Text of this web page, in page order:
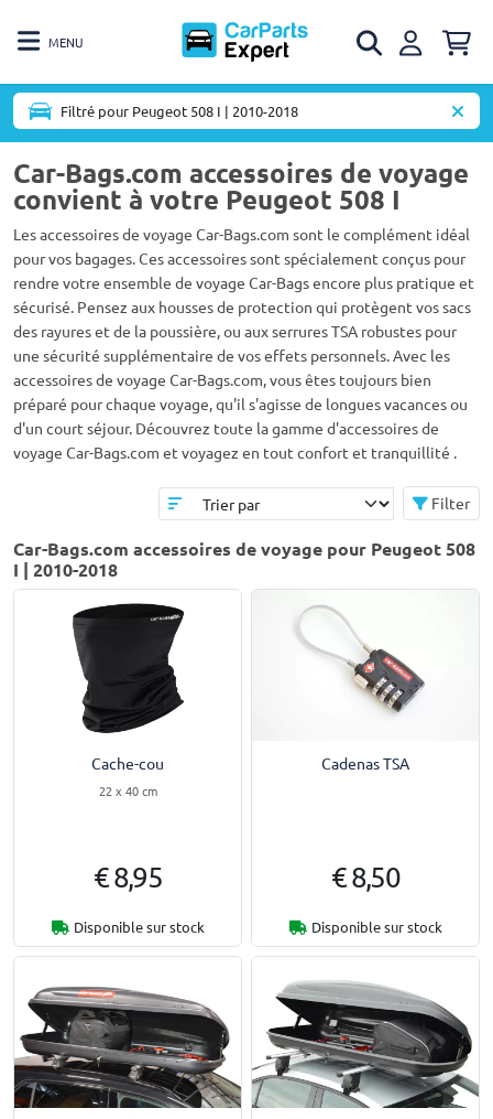
MENU
Filtré pour Peugeot 508 I | 2010-2018
Car-Bags.com accessoires de voyage
convient à votre Peugeot 508 I
Les accessoires de voyage Car-Bags.com sont le complément idéal
pour vos bagages. Ces accessoires sont spécialement conçus pour
rendre votre ensemble de voyage Car-Bags encore plus pratique et
sécurisé. Pensez aux housses de protection qui protègent vos sacs
des rayures et de la poussière, ou aux serrures TSA robustes pour
une sécurité supplémentaire de vos effets personnels. Avec les
accessoires de voyage Car-Bags.com, vous êtes toujours bien
préparé pour chaque voyage, qu'il s'agisse de longues vacances ou
d'un court séjour. Découvrez toute la gamme d'accessoires de
voyage Car-Bags.com et voyagez en tout confort et tranquillité .
Filter
Car-Bags.com accessoires de voyage pour Peugeot 508
I | 2010-2018
Cache-cou
22 x 40 cm
€ 8,95
Disponible sur stock
Cadenas TSA
€ 8,50
Disponible sur stock